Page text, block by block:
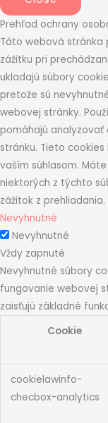
Prehľad ochrany
Táto webová stránka
zážitku pri
ukladajú súbory
pretože sú
webovej stránky.
pomáhajú
stránku. Tieto
vaším súhlasom.
niektorých z týchto
zážitok z prehliadania.
Nevyhnutné
Nevyhnutné
Vždy zapnuté
Nevyhnutné súbory
fungovanie webovej
zaisťujú základné
Cookie
cookielawinfo-
checbox-analytics